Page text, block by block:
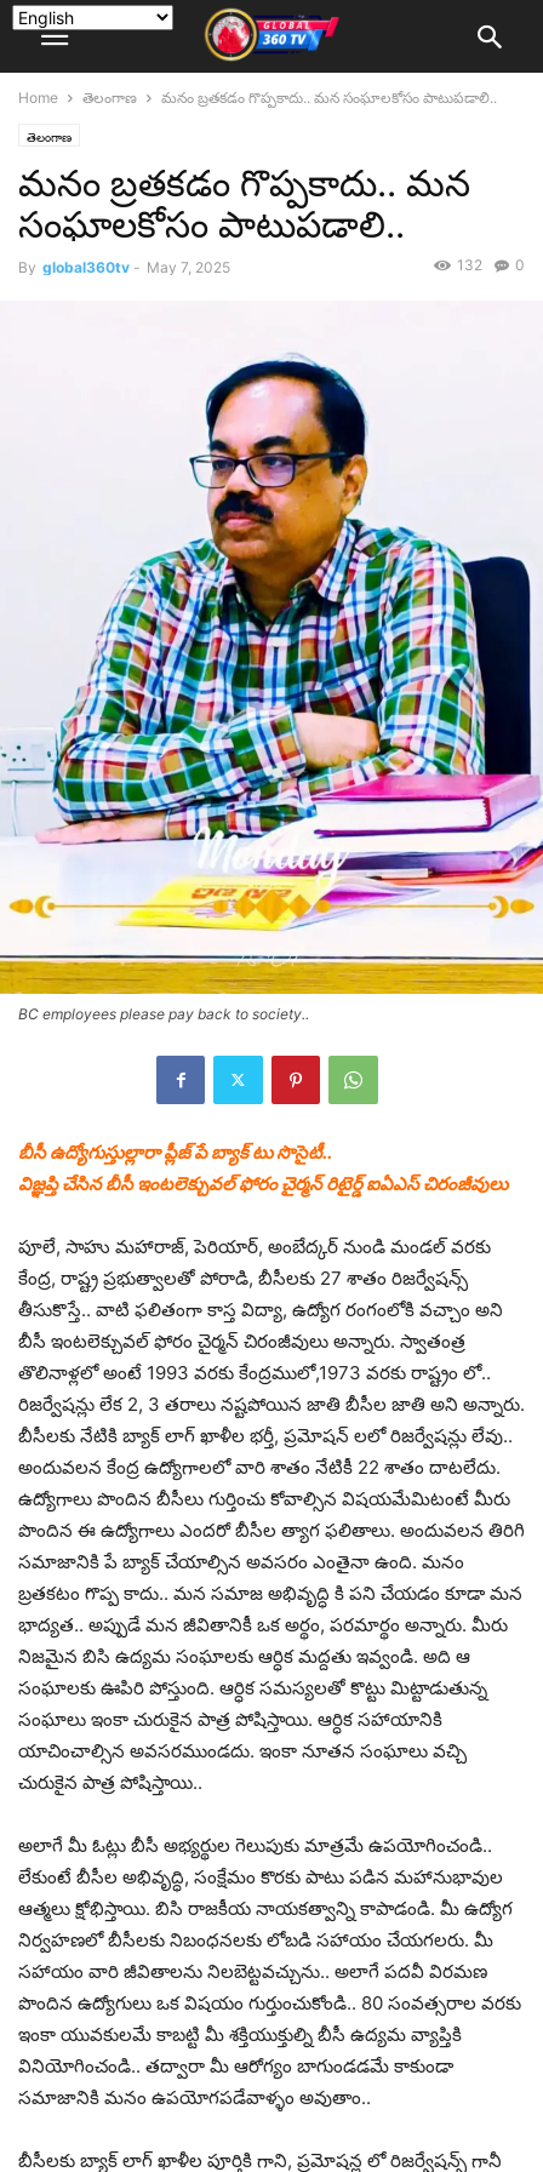
Home తెలంగాణ మనం బ్రతకడం గొప్పకాదు.. మన సంఘాలకోసం పాటుపడాలి..
తెలంగాణ
మనం బ్రతకడం గొప్పకాదు.. మన
సంఘాలకోసం పాటుపడాలి..
By global360tv - May 7, 2025 0
132
BC employees please pay back to society..
బీసీ ఉద్యోగుస్తుల్లారా ప్లీజ్ పే బ్యాక్ టు సొసైటీ..
విజ్ఞప్తి చేసిన బీసీ ఇంటలెక్చువల్ ఫోరం చైర్మన్ రిటైర్డ్ ఐఏఎస్ చిరంజీవులు
పూలే, సాహు మహారాజ్, పెరియార్, అంబేద్కర్ నుండి మండల్ వరకు
కేంద్ర, రాష్ట్ర ప్రభుత్వాలతో పోరాడి, బీసీలకు 27 శాతం రిజర్వేషన్స్
తీసుకొస్తే.. వాటి ఫలితంగా కాస్త విద్యా, ఉద్యోగ రంగంలోకి వచ్చాం అని
బీసీ ఇంటలెక్చువల్ ఫోరం చైర్మన్ చిరంజీవులు అన్నారు. స్వాతంత్ర
తొలినాళ్లలో అంటే 1993 వరకు కేంద్రములో,1973 వరకు రాష్ట్రం లో..
రిజర్వేషన్లు లేక 2, 3 తరాలు నష్టపోయిన జాతి బీసీల జాతి అని అన్నారు.
బీసీలకు నేటికి బ్యాక్ లాగ్ ఖాళీల భర్తీ, ప్రమోషన్ లలో రిజర్వేషన్లు లేవు..
అందువలన కేంద్ర ఉద్యోగాలలో వారి శాతం నేటికీ 22 శాతం దాటలేదు.
ఉద్యోగాలు పొందిన బీసీలు గుర్తించు కోవాల్సిన విషయమేమిటంటే మీరు
పొందిన ఈ ఉద్యోగాలు ఎందరో బీసీల త్యాగ ఫలితాలు. అందువలన తిరిగి
సమాజానికి పే బ్యాక్ చేయాల్సిన అవసరం ఎంతైనా ఉంది. మనం
బ్రతకటం గొప్ప కాదు.. మన సమాజ అభివృద్ధి కి పని చేయడం కూడా మన
భాద్యత.. అప్పుడే మన జీవితానికీ ఒక అర్థం, పరమార్థం అన్నారు. మీరు
నిజమైన బిసి ఉద్యమ సంఘాలకు ఆర్ధిక మద్దతు ఇవ్వండి. అది ఆ
సంఘాలకు ఊపిరి పోస్తుంది. ఆర్ధిక సమస్యలతో కొట్టు మిట్టాడుతున్న
సంఘాలు ఇంకా చురుకైన పాత్ర పోషిస్తాయి. ఆర్ధిక సహాయానికి
యాచించాల్సిన అవసరముండదు. ఇంకా నూతన సంఘాలు వచ్చి
చురుకైన పాత్ర పోషిస్తాయి..
అలాగే మీ ఓట్లు బీసీ అభ్యర్థుల గెలుపుకు మాత్రమే ఉపయోగించండి..
లేకుంటే బీసీల అభివృద్ధి, సంక్షేమం కొరకు పాటు పడిన మహానుభావుల
ఆత్మలు క్షోభిస్తాయి. బిసి రాజకీయ నాయకత్వాన్ని కాపాడండి. మీ ఉద్యోగ
నిర్వహణలో బీసీలకు నిబంధనలకు లోబడి సహాయం చేయగలరు. మీ
సహాయం వారి జీవితాలను నిలబెట్టవచ్చును.. అలాగే పదవీ విరమణ
పొందిన ఉద్యోగులు ఒక విషయం గుర్తుంచుకోండి.. 80 సంవత్సరాల వరకు
ఇంకా యువకులమే కాబట్టి మీ శక్తియుక్తుల్ని బీసీ ఉద్యమ వ్యాప్తికి
వినియోగించండి.. తద్వారా మీ ఆరోగ్యం బాగుండడమే కాకుండా
సమాజానికి మనం ఉపయోగపడేవాళ్ళం అవుతాం..
బీసీలకు బ్యాక్ లాగ్ ఖాళీల పూర్తికి గాని, ప్రమోషన్ల లో రిజర్వేషన్స్ గానీ